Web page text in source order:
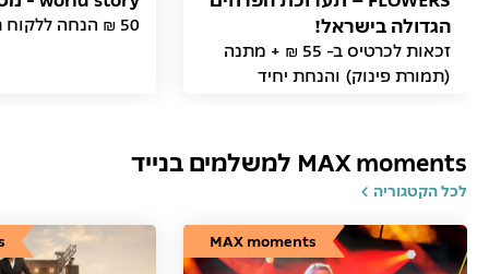
הגדולה בישראל!
זכאות לכרטיס ב- 55 ₪ + מתנה
(תמורת פינוק) והנחת יחיד
50 ₪ הנחה ללקוח תמורת פינוק
MAX moments למשלמים בנייד
לכל הקטגוריה
MAX moments